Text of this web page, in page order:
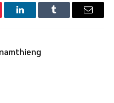
LinkedInTumblr Email